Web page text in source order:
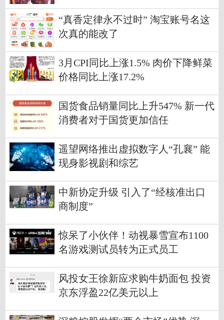
“真香定律永不过时” 淘宝账号名这
次真的能改了
3月CPI同比上涨1.5% 肉价下降鲜菜
价格同比上涨17.2%
国货食品销量同比上升547% 新一代
消费者对于国货更加信任
遥望网络推出虚拟数字人“孔襄” 能
现身影视剧和综艺
中新协定升级 引入了“经核准出口
商制度”
惊呆了小伙伴！动视暴雪宣布1100
名游戏测试员转为正式员工
风投女王徐新应求购牛奶面包 投资
京东浮盈22亿美元以上